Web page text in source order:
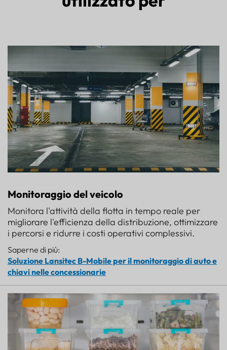
Monitoraggio del veicolo
Monitora l'attività della flotta in tempo reale per
migliorare l'efficienza della distribuzione, ottimizzare
i percorsi e ridurre i costi operativi complessivi.
Saperne di più:
Soluzione Lansitec B-Mobile per il monitoraggio di auto e
chiavi nelle concessionarie